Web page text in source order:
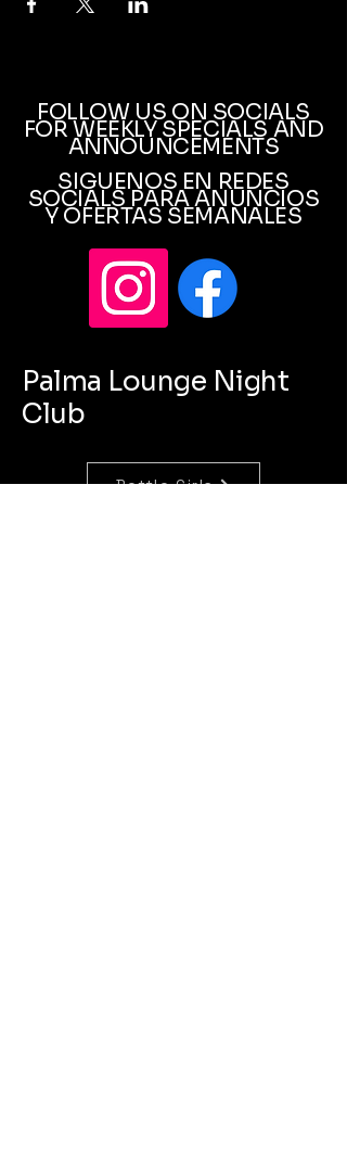
FOLLOW US ON SOCIALS
FOR WEEKLY SPECIALS AND
ANNOUNCEMENTS
SIGUENOS EN REDES
SOCIALS PARA ANUNCIOS
Y OFERTAS SEMANALES
Palma Lounge Night
Club
Bottle Girls